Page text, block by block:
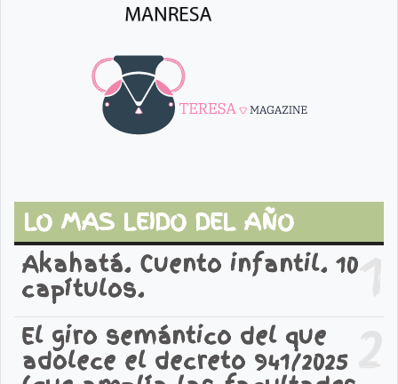
LO MAS LEIDO DEL AÑO
1
Akahatá. Cuento infantil. 10
capítulos.
2
El giro semántico del que
adolece el decreto 941/2025